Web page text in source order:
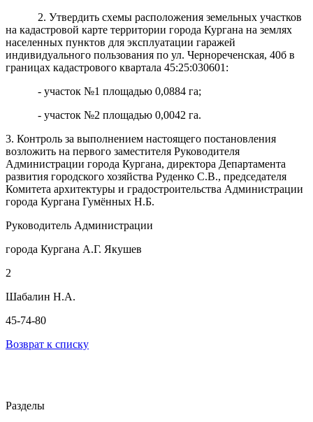
2. Утвердить схемы расположения земельных участков
на кадастровой карте территории города Кургана на землях
населенных пунктов для эксплуатации гаражей
индивидуального пользования по ул. Чернореченская, 40б в
границах кадастрового квартала 45:25:030601:
- участок №1 площадью 0,0884 га;
- участок №2 площадью 0,0042 га.
3. Контроль за выполнением настоящего постановления
возложить на первого заместителя Руководителя
Администрации города Кургана, директора Департамента
развития городского хозяйства Руденко С.В., председателя
Комитета архитектуры и градостроительства Администрации
города Кургана Гумённых Н.Б.
Руководитель Администрации
города Кургана А.Г. Якушев
2
Шабалин Н.А.
45-74-80
Возврат к списку
Разделы